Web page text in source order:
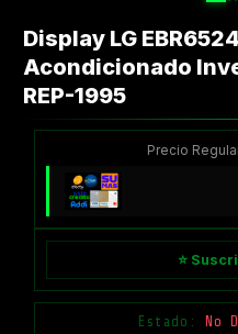
Display LG
Acondicionado
REP-1995
Precio
⭐
Estado: No